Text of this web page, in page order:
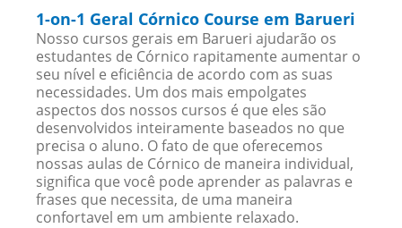
1-on-1 Geral Córnico Course em Barueri
Nosso cursos gerais em Barueri ajudarão os
estudantes de Córnico rapitamente aumentar o
seu nível e eficiência de acordo com as suas
necessidades. Um dos mais empolgates
aspectos dos nossos cursos é que eles são
desenvolvidos inteiramente baseados no que
precisa o aluno. O fato de que oferecemos
nossas aulas de Córnico de maneira individual,
significa que você pode aprender as palavras e
frases que necessita, de uma maneira
confortavel em um ambiente relaxado.